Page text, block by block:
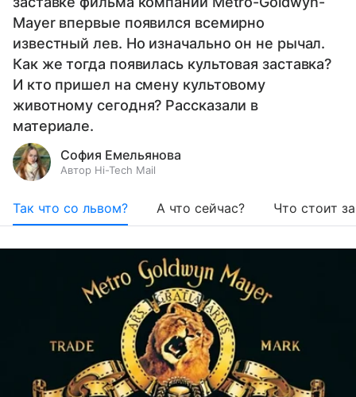
Mayer впервые появился всемирно
известный лев. Но изначально он не рычал.
Как же тогда появилась культовая заставка?
И кто пришел на смену культовому
животному сегодня? Рассказали в
материале.
София Емельянова
Автор Hi-Tech Mail
Так что со львом? А что сейчас? Что стоит